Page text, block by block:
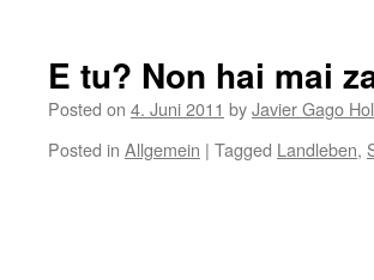
E tu? Non hai mai
Posted on 4. Juni 2011 byJavier Gago
Posted in Allgemein | Tagged Landleben,